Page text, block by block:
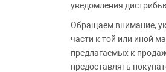
уведомления
Обращаем внимание,
части к той или иной
предлагаемых к
предоставлять